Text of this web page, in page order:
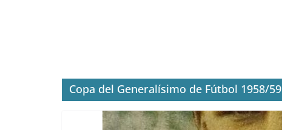
Copa del Generalísimo de Fútbol 1958/59